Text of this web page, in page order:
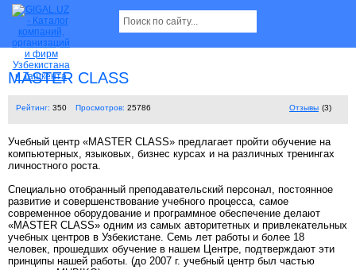
MASTER CLASS
Рейтинг: 350 Просмотров: 25786 Отзывы (3)
Учебный центр «MASTER CLASS» предлагает пройти обучение на
компьютерных, языковых, бизнес курсах и на различных тренингах
личностного роста.
Специально отобранный преподавательский персонал, постоянное
развитие и совершенствование учебного процесса, самое
современное оборудование и программное обеспечение делают
«MASTER CLASS» одним из самых авторитетных и привлекательных
учебных центров в Узбекистане. Семь лет работы и более 18
человек, прошедших обучение в нашем Центре, подтверждают эти
принципы нашей работы. (до 2007 г. учебный центр был частью